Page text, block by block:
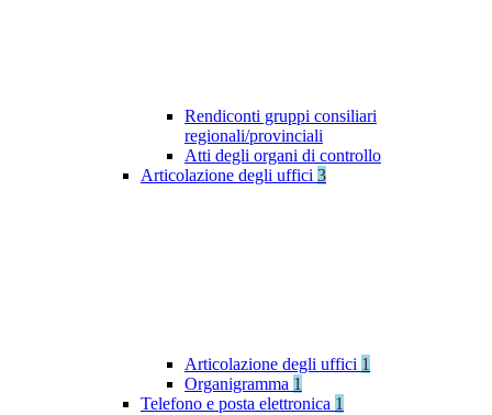
Rendiconti gruppi consiliari
regionali/provinciali
Atti degli organi di controllo
Articolazione degli uffici 3
Articolazione degli uffici 1
Organigramma 1
Telefono e posta elettronica 1